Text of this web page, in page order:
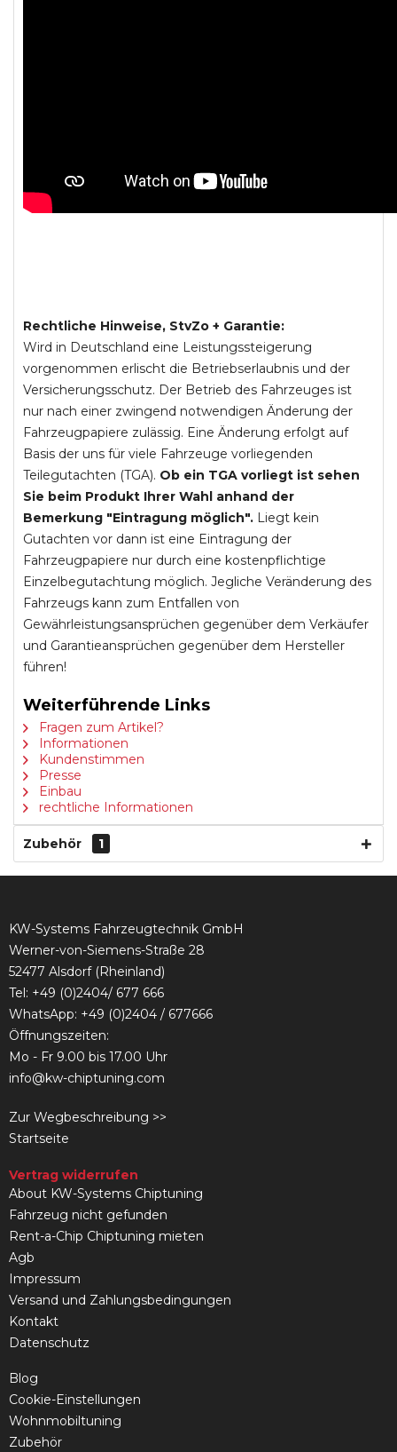
Rechtliche Hinweise, StvZo + Garantie:
Wird in Deutschland eine Leistungssteigerung
vorgenommen erlischt die Betriebserlaubnis und der
Versicherungsschutz. Der Betrieb des Fahrzeuges ist
nur nach einer zwingend notwendigen Änderung der
Fahrzeugpapiere zulässig. Eine Änderung erfolgt auf
Basis der uns für viele Fahrzeuge vorliegenden
Teilegutachten (TGA). Ob ein TGA vorliegt ist sehen
Sie beim Produkt Ihrer Wahl anhand der
Bemerkung "Eintragung möglich". Liegt kein
Gutachten vor dann ist eine Eintragung der
Fahrzeugpapiere nur durch eine kostenpflichtige
Einzelbegutachtung möglich. Jegliche Veränderung des
Fahrzeugs kann zum Entfallen von
Gewährleistungsansprüchen gegenüber dem Verkäufer
und Garantieansprüchen gegenüber dem Hersteller
führen!
Weiterführende Links
Fragen zum Artikel?
Informationen
Kundenstimmen
Presse
Einbau
rechtliche Informationen
Zubehör 1
KW-Systems Fahrzeugtechnik GmbH
Werner-von-Siemens-Straße 28
52477 Alsdorf (Rheinland)
Tel: +49 (0)2404/ 677 666
WhatsApp: +49 (0)2404 / 677666
Öffnungszeiten:
Mo - Fr 9.00 bis 17.00 Uhr
info@kw-chiptuning.com
Zur Wegbeschreibung >>
Startseite
Vertrag widerrufen
About KW-Systems Chiptuning
Fahrzeug nicht gefunden
Rent-a-Chip Chiptuning mieten
Agb
Impressum
Versand und Zahlungsbedingungen
Kontakt
Datenschutz
Blog
Cookie-Einstellungen
Wohnmobiltuning
Zubehör